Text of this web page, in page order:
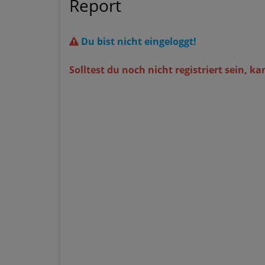
Report
Du bist nicht eingeloggt!
Solltest du noch nicht registriert sein,